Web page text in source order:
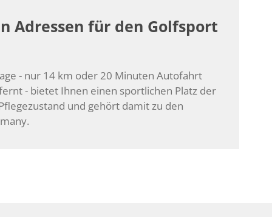
Adressen für den Golfsport
- nur 14 km oder 20 Minuten Autofahrt
- bietet Ihnen einen sportlichen Platz der
und gehört damit zu den